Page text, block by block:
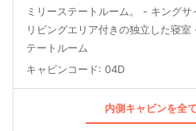
ミリーステートルーム。 - キング
リビングエリア付きの独立した寝
テートルーム
キャビンコード: 04D
内側キャビンを全